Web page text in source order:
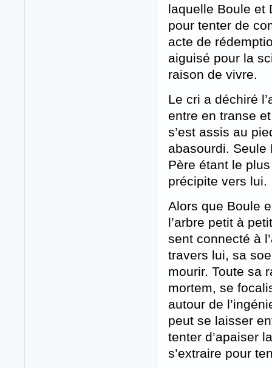
laquelle Boule et
pour tenter de
acte de
aiguisé pour la
raison de vivre.
Le cri a déchiré
entre en transe
s’est assis au
abasourdi. Seule
Père étant le
précipite vers lui.
Alors que Boule
l’arbre petit à
sent connecté à
travers lui, sa
mourir. Toute sa
mortem, se
autour de
peut se laisser
tenter d’apaiser
s’extraire pour